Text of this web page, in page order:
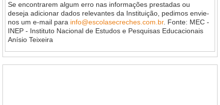
Se encontrarem algum erro nas informações prestadas ou
deseja adicionar dados relevantes da Instituição, pedimos envie-
nos um e-mail para info@escolasecreches.com.br. Fonte: MEC -
INEP - Instituto Nacional de Estudos e Pesquisas Educacionais
Anísio Teixeira